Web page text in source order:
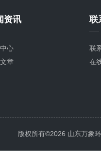
资讯
心
章
联
联
在
版权所有©2026 山东万象